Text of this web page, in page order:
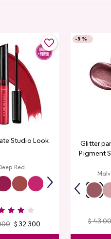
Studio Look
Red
$ 32.300
-5 %
Glitter
Pigment
$ 43.